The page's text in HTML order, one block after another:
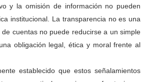
y la omisión de información no pueden
institucional. La transparencia no es una
cuentas no puede reducirse a un simple
obligación legal, ética y moral frente al
establecido que estos señalamientos